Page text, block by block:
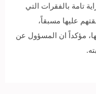
تامة بالفقرات التي
عليها مسبقاً،
مؤكداً ان المسؤول عن